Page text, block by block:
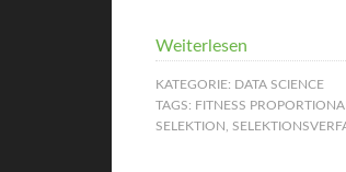
Weiterlesen
KATEGORIE: DATA SCIENCE
TAGS: FITNESS
SELEKTION